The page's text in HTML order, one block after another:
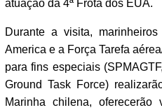
atuação da 4ª Frota dos EUA.
Durante a visita,
America e a Força Tarefa
para fins especiais
Ground Task Force)
Marinha chilena,